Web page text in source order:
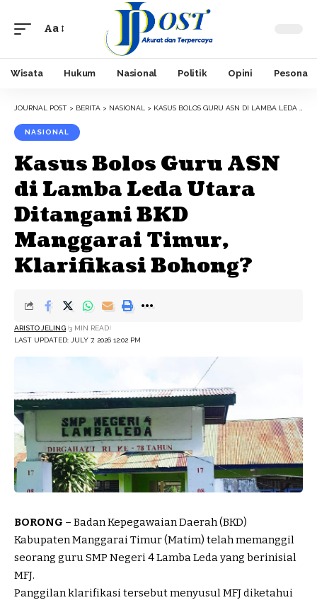
Font
Aa
Wisata Hukum Nasional Politik Opini Pesona
JOURNAL POST > BERITA > NASIONAL > KASUS BOLOS GURU ASN DI LAMBA LEDA UTARA DITANGANI BKD MANGGARAI TIMUR, KLARIFIKASI BOHONG?
NASIONAL
Kasus Bolos Guru ASN
di Lamba Leda Utara
Ditangani BKD
Manggarai Timur,
Klarifikasi Bohong?
LAST UPDATED: JULY 7, 2026 12:02 PM
ARISTO JELING 3 MIN READ
BORONG – Badan Kepegawaian Daerah (BKD)
Kabupaten Manggarai Timur (Matim) telah memanggil
seorang guru SMP Negeri 4 Lamba Leda yang berinisial
MFJ.
Panggilan klarifikasi tersebut menyusul MFJ diketahui